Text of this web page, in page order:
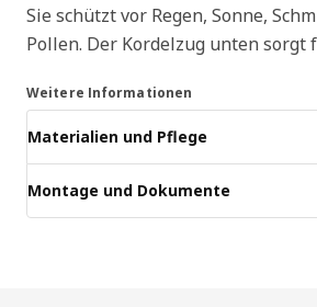
Sie schützt vor Regen, Sonne,
Pollen. Der Kordelzug unten sorgt
Weitere Informationen
Materialien und Pflege
Montage und Dokumente